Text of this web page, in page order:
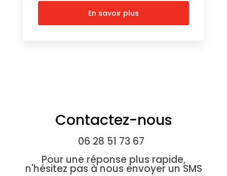
En savoir plus
Contactez-nous
06 28 51 73 67
Pour une réponse plus rapide,
n'hésitez pas à nous envoyer un SMS